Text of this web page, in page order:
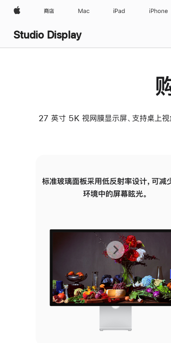
Apple 商店 Mac iPad iPhone
Studio Display
27 英寸 5K 视网膜显示屏、支持桌上
标准玻璃面板采用低反射率设计，可减
环境中的屏幕眩光。
上
一
张
图
下
一
张
图